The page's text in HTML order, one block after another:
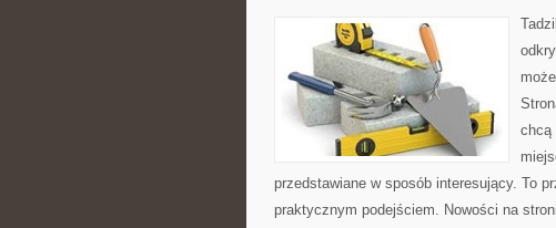
chcą
przedstawiane w sposób interesujący. To
praktycznym podejściem. Nowości na